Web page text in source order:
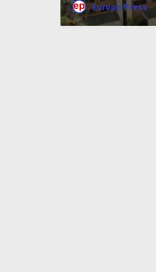
Europa Press ·